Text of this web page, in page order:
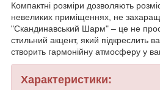
Компактні розміри дозволяють
невеликих приміщеннях, не
"Скандинавський Шарм" – це не
стильний акцент, який підкреслить
створить гармонійну атмосферу у
Характеристики: